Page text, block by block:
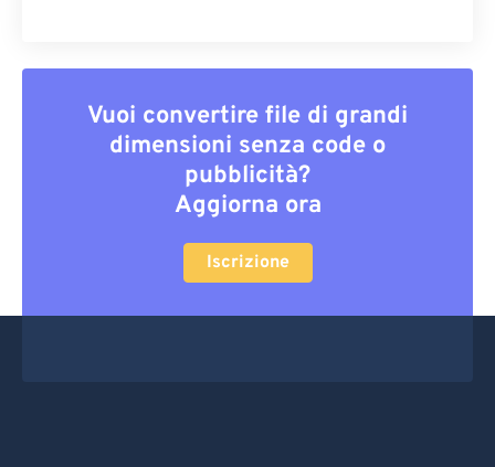
Vuoi convertire file di grandi
dimensioni senza code o
pubblicità?
Aggiorna ora
Iscrizione